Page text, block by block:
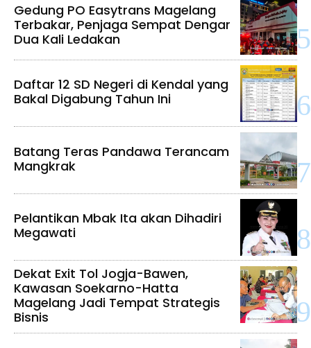
Gedung PO Easytrans Magelang
Terbakar, Penjaga Sempat Dengar
Dua Kali Ledakan
Daftar 12 SD Negeri di Kendal yang
Bakal Digabung Tahun Ini
Batang Teras Pandawa Terancam
Mangkrak
Pelantikan Mbak Ita akan Dihadiri
Megawati
Dekat Exit Tol Jogja-Bawen,
Kawasan Soekarno-Hatta
Magelang Jadi Tempat Strategis
Bisnis